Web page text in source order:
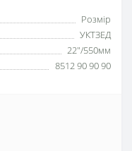
Розмір
УКТЗЕД
22"/550мм
8512 90 90 90